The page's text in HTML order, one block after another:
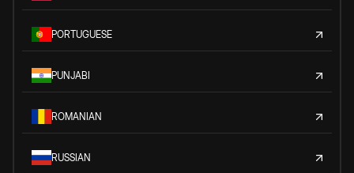
PORTUGUESE
PUNJABI
ROMANIAN
RUSSIAN